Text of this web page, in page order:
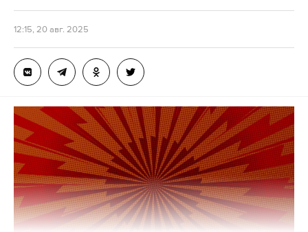
12:15, 20 авг. 2025